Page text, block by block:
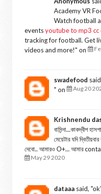
Academy VR
Watch football
eventsyoutube to mp3 cc
tracking for football. Get
videos and more!" on
swadefood
" on
Aug 20
Krishnendu
বাসিন্দা...কাকদ্বীপ
মেয়েটার যদি
দেবো.. আমারও O+... আমার
May 29 2020
dataaa said, "ok